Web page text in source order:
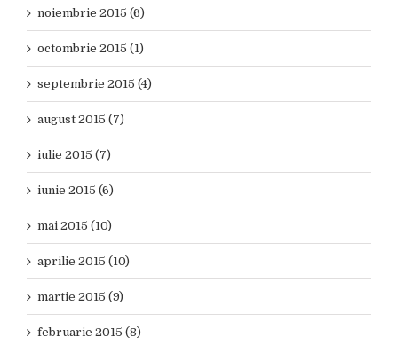
noiembrie 2015 (6)
octombrie 2015 (1)
septembrie 2015 (4)
august 2015 (7)
iulie 2015 (7)
iunie 2015 (6)
mai 2015 (10)
aprilie 2015 (10)
martie 2015 (9)
februarie 2015 (8)